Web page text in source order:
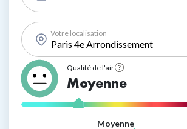
date
Votre localisation
Qualité de l'air
See
legend
Moyenne
Moyenne